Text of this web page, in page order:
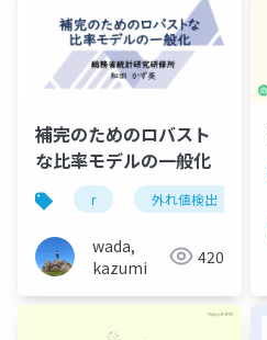
補完のためのロバスト
な比率モデルの一般化
r 外れ値検出
wada,
kazumi
420